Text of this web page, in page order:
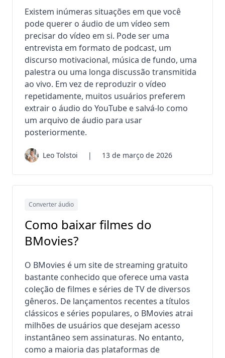
Existem inúmeras situações em que você
pode querer o áudio de um vídeo sem
precisar do vídeo em si. Pode ser uma
entrevista em formato de podcast, um
discurso motivacional, música de fundo, uma
palestra ou uma longa discussão transmitida
ao vivo. Em vez de reproduzir o vídeo
repetidamente, muitos usuários preferem
extrair o áudio do YouTube e salvá-lo como
um arquivo de áudio para usar
posteriormente.
Leo Tolstoi | 13 de março de 2026
Converter áudio
Como baixar filmes do
BMovies?
O BMovies é um site de streaming gratuito
bastante conhecido que oferece uma vasta
coleção de filmes e séries de TV de diversos
gêneros. De lançamentos recentes a títulos
clássicos e séries populares, o BMovies atrai
milhões de usuários que desejam acesso
instantâneo sem assinaturas. No entanto,
como a maioria das plataformas de